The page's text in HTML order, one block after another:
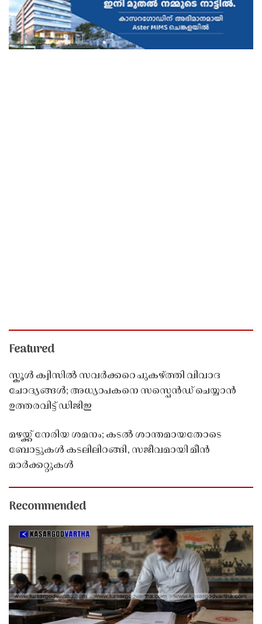
Featured
സ്കൂൾ ക്വിസിൽ സവർക്കറെ പുകഴ്ത്തി വിവാദ
ചോദ്യങ്ങൾ; അധ്യാപകനെ സസ്പെൻഡ് ചെയ്യാൻ
ഉത്തരവിട്ട് ഡിജിഇ
മഴയ്ക്ക് നേരിയ ശമനം; കടൽ ശാന്തമായതോടെ
ബോട്ടുകൾ കടലിലിറങ്ങി, സജീവമായി മീൻ
മാർക്കറ്റുകൾ
Recommended